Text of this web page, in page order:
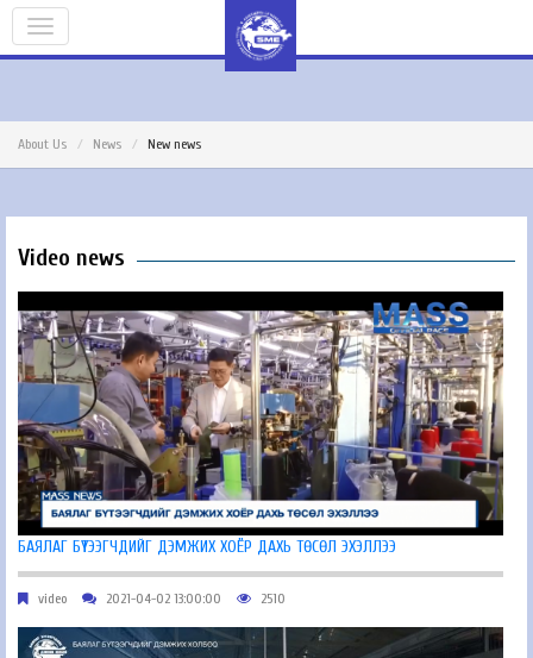
About Us News New news
Video news
БАЯЛАГ БҮТЭЭГЧДИЙГ ДЭМЖИХ ХОЁР ДАХЬ ТӨСӨЛ ЭХЭЛЛЭЭ
video 2021-04-02 13:00:00 2510